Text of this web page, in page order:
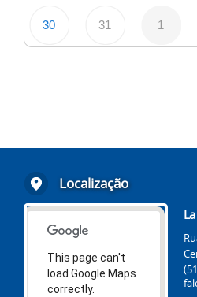
30 31 1
Localização
This page can't
load Google Maps
correctly.